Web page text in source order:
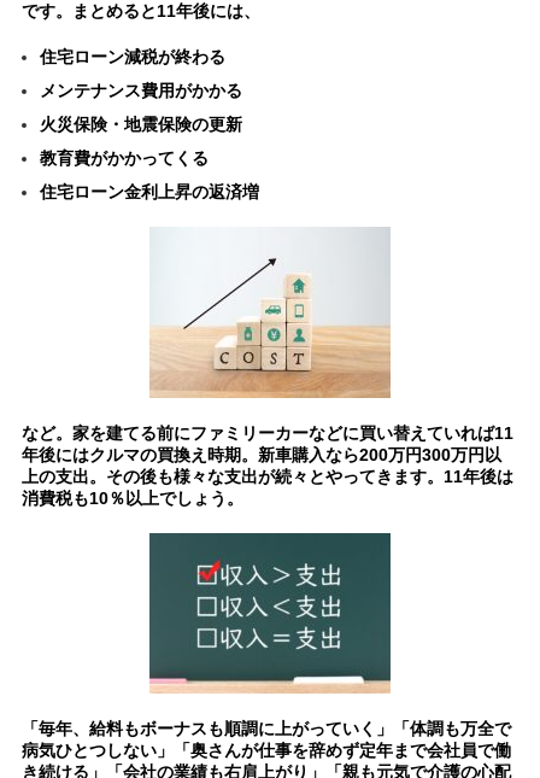
です。まとめると11年後には、
住宅ローン減税が終わる
メンテナンス費用がかかる
火災保険・地震保険の更新
教育費がかかってくる
住宅ローン金利上昇の返済増
など。家を建てる前にファミリーカーなどに買い替えていれば11
年後にはクルマの買換え時期。新車購入なら200万円300万円以
上の支出。 その後も様々な支出が続々とやってきます。11年後は
消費税も10％以上でしょう。
「毎年、給料もボーナスも順調に上がっていく」「体調も万全で
病気ひとつしない」「奥さんが仕事を辞めず定年まで会社員で働
き続ける」「会社の業績も右肩上がり」「親も元気で介護の心配